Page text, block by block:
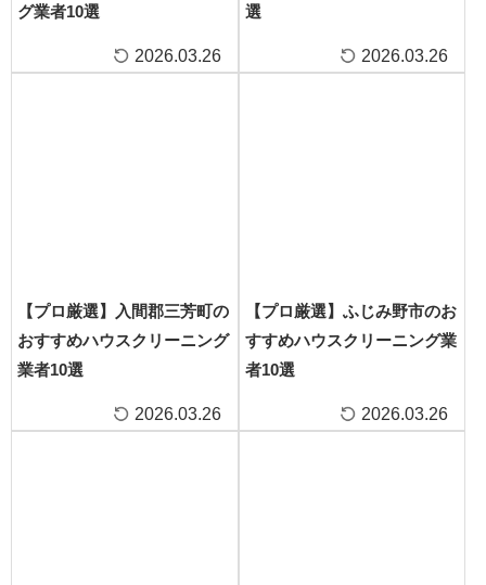
グ業者10選
2026.03.26
選
2026.03.26
【プロ厳選】入間郡三芳町の
おすすめハウスクリーニング
業者10選
2026.03.26
【プロ厳選】ふじみ野市のお
すすめハウスクリーニング業
者10選
2026.03.26